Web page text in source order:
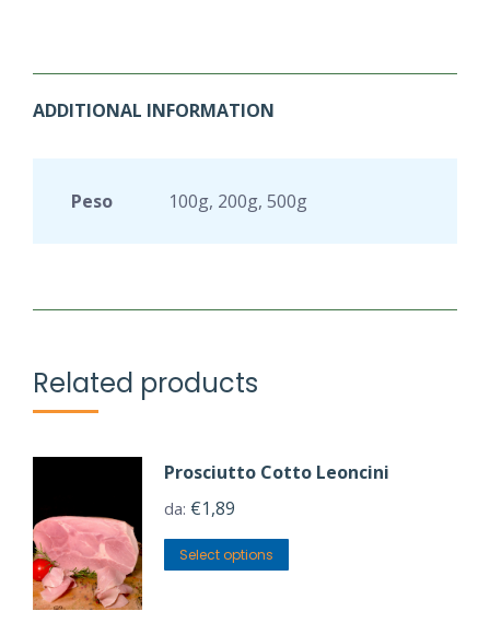
ADDITIONAL INFORMATION
Peso 100g, 200g, 500g
Related products
Prosciutto Cotto Leoncini
da: €1,89
Select options